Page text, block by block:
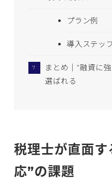
プラン例
導入ステッ
まとめ｜“融資に
選ばれる
税理士が直面す
応”の課題